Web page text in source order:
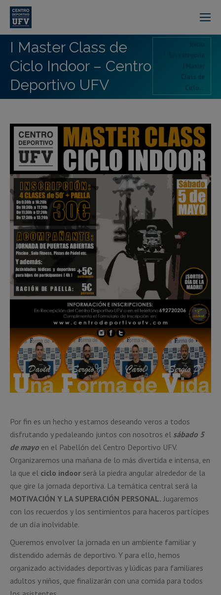
I Master Class de
Ciclo Indoor – Centro
Deportivo UFV
Inicio
Sin categoría
I Master
Class de
Ciclo…
Por fin es un hecho y estamos deseando veros a todos
disfrutando y pedaleando juntos con nosotros el sábado 5
de mayo en el Pabellón del Centro Deportivo UFV.
Organizaremos una mañana de lo más divertida e intensa, en
la que el ciclo indoor será la piedra angular alrededor de la
que gire la jornada deportiva. La temática central será la
MOTIVACIÓN Y LA SUPERACIÓN PERSONAL. Jugaremos
con los recuerdos y los sentimientos para haceros partícipes
de un día inolvidable.
Queremos envolver la jornada en un ambiente familiar y
distendido además de deportivo. Y para ello, hemos
organizado actividades deportivas y lúdicas para familiares
adultos y niños, que finalizarán con una comida para todos